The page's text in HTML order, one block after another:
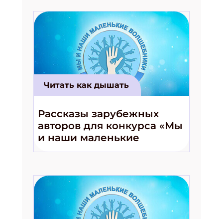
Читать как дышать
Рассказы зарубежных
авторов для конкурса «Мы
и наши маленькие
волшебники!»
Подпишись на рассылку
Получи электронный "Классный журнал" в
подарок!
Укажите Ваш Email